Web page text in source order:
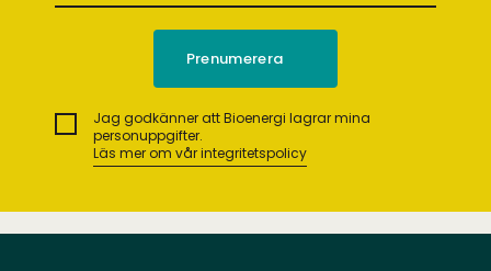
Jag godkänner att Bioenergi lagrar mina
personuppgifter.
Läs mer om vår integritetspolicy